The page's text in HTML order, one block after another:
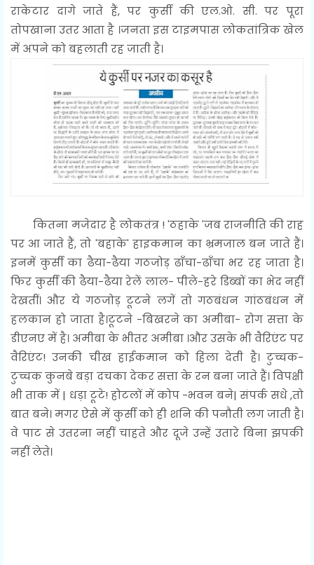
राकेटार दागे जाते हैं, पर कुर्सी की एल.ओ. सी. पर पूरा
तोपखाना उतर आता है ।जनता इस टाइमपास लोकतांत्रिक खेल
में अपने को बहलाती रह जाती है।
कितना मजेदार है लोकतंत्र ! 'ठहाके 'जब राजनीति की राह
पर आ जाते हैं, तो 'बहाके' हाइकमान का भ्रमजाल बन जाते हैं।
इनमें कुर्सी का ढैया-ढैया गठजोड़ ढाँचा-ढाँचा भर रह जाता है।
फिर कुर्सी की ढैया-ढैया रेलें लाल- पीले-हरे डिब्बों का भेद नहीं
देखतीं। और ये गठजोड़ टूटने लगें तो गठबंधन गांठबंधन में
हलकान हो जाता है।टूटने -बिखरने का अमीबा- रोग सत्ता के
डीएनए में है। अमीबा के भीतर अमीबा ।और उसके भी वैरिएंट पर
वैरिएंट! उनकी चीख हाईकमान को हिला देती है। टुच्चक-
टुच्चक कुनबे बड़ा दचका देकर सत्ता के रन बना जाते हैं। विपक्षी
भी ताक में | धड़ा टूटे! होटलों में कोप -भवन बने| संपर्क सधे ,तो
बात बने। मगर ऐसे में कुर्सी को ही शनि की पनौती लग जाती है।
वे पाट से उतरना नहीं चाहते और दूजे उन्हें उतारे बिना झपकी
नहीं लेते।